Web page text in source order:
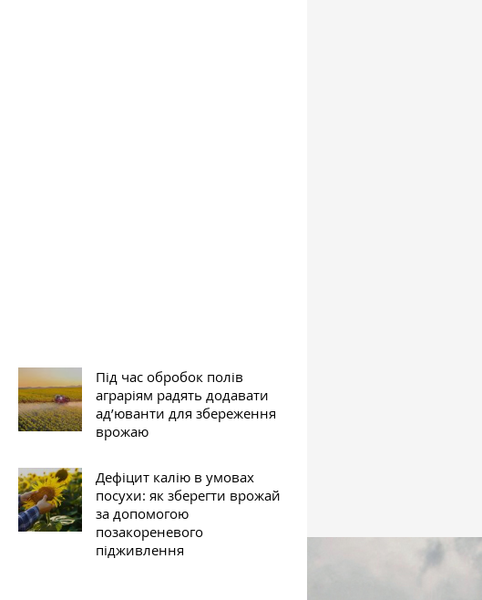
Під час обробок полів
аграріям радять додавати
ад’юванти для збереження
врожаю
Дефіцит калію в умовах
посухи: як зберегти врожай
за допомогою
позакореневого
підживлення